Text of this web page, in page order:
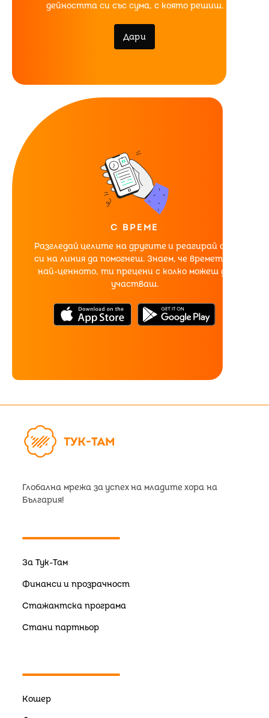
дейността си със сума, с която решиш.
Дари
С ВРЕМЕ
Разгледай целите на другите и реагирай ако
си на линия да помогнеш. Знаем, че времето е
най-ценното, ти прецени с колко можеш да
участваш.
Глобална мрежа за успех на младите хора на
България!
За Тук-Там
Финанси и прозрачност
Стажантска програма
Стани партньор
Кошер